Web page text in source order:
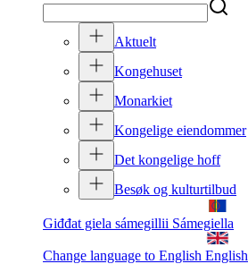
Aktuelt
Kongehuset
Monarkiet
Kongelige eiendommer
Det kongelige hoff
Besøk og kulturtilbud
Giđđat giela sámegillii Sámegiella
Change language to English English